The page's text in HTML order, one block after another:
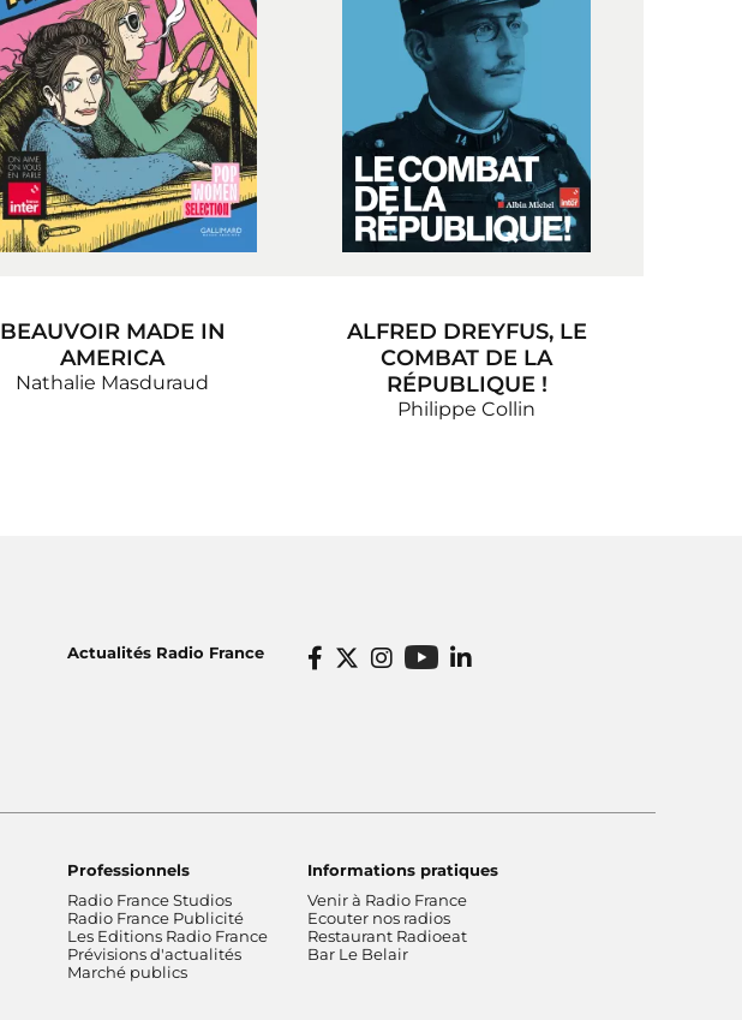
BEAUVOIR MADE IN
AMERICA
Nathalie Masduraud
ALFRED DREYFUS, LE
COMBAT DE LA
RÉPUBLIQUE !
Philippe Collin
Actualités Radio France
Professionnels
Radio France Studios
Radio France Publicité
Les Editions Radio France
Prévisions d'actualités
Marché publics
Informations pratiques
Venir à Radio France
Ecouter nos radios
Restaurant Radioeat
Bar Le Belair